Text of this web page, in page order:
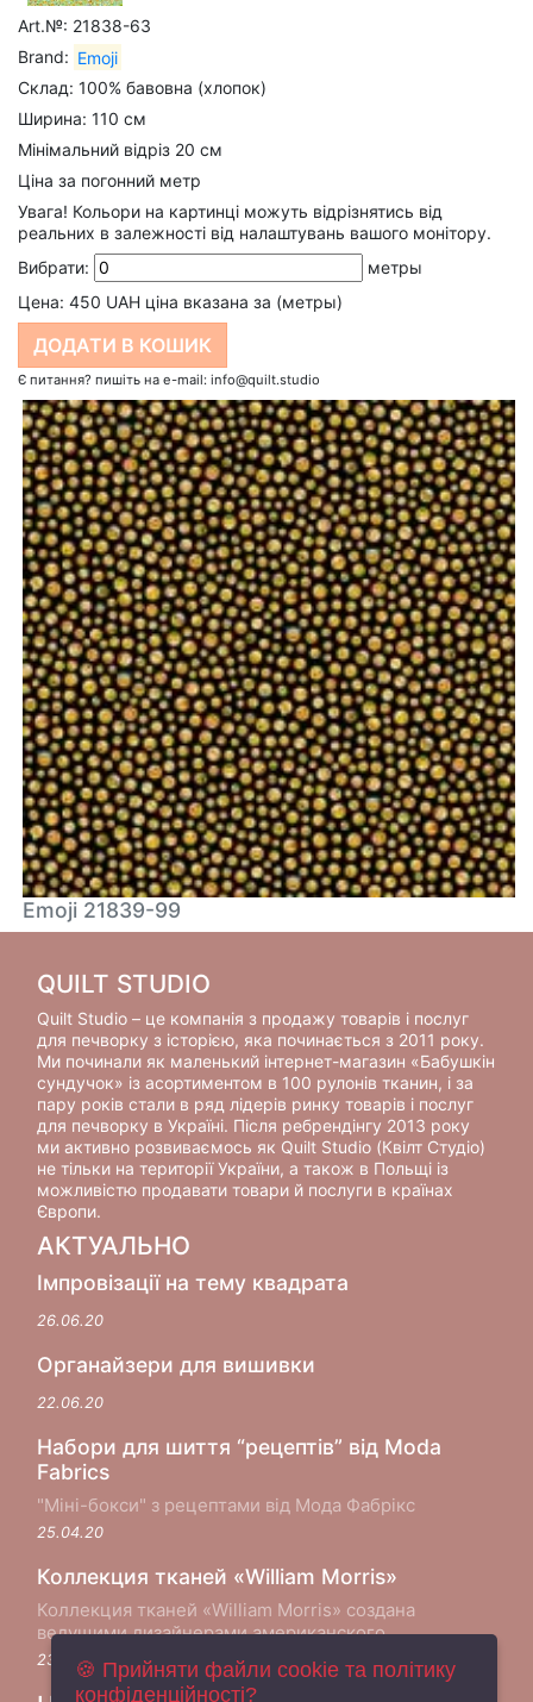
Art.№: 21838-63
Brand: Emoji
Склад: 100% бавовна (хлопок)
Ширина: 110 см
Мінімальний відріз 20 см
Ціна за погонний метр
Увага! Кольори на картинці можуть відрізнятись від
реальних в залежності від налаштувань вашого монітору.
Вибрати:
метры
Цена: 450 UAH ціна вказана за (метры)
Є питання? пишіть на e-mail: info@quilt.studio
Emoji 21839-99
QUILT STUDIO
Quilt Studio – це компанія з продажу товарів і послуг
для печворку з історією, яка починається з 2011 року.
Ми починали як маленький інтернет-магазин «Бабушкін
сундучок» із асортиментом в 100 рулонів тканин, і за
пару років стали в ряд лідерів ринку товарів і послуг
для печворку в Україні. Після ребрендінгу 2013 року
ми активно розвиваємось як Quilt Studio (Квілт Студіо)
не тільки на території України, а також в Польщі із
можливістю продавати товари й послуги в країнах
Європи.
АКТУАЛЬНО
Імпровізації на тему квадрата
26.06.20
Органайзери для вишивки
22.06.20
Набори для шиття “рецептів” від Moda
Fabrics
"Міні-бокси" з рецептами від Мода Фабрікс
25.04.20
Коллекция тканей «William Morris»
Коллекция тканей «William Morris» создана
ведущими дизайнерами американского
производителя хлопковых тканей Moda Fabrics в
сотрудничестве с музеем Виктории и Альберта в
23.05.18🍪 Прийняти файли cookie та політику
конфіденційності?